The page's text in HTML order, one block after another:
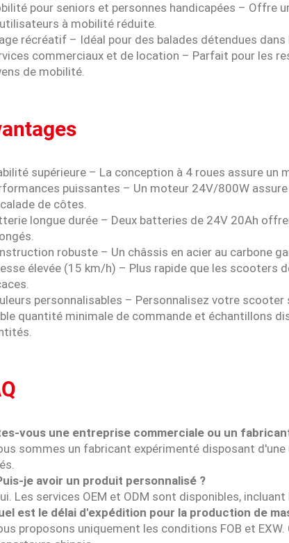
pour seniors et personnes handicapées – Offre
à mobilité réduite.
récréatif – Idéal pour des balades détendues
commerciaux et de location – Parfait pour les
de mobilité.
supérieure – La conception à 4 roues assure un
puissantes – Un moteur 24V/800W
de côtes.
longue durée – Deux batteries de 24V 20Ah
robuste – Un châssis en acier au carbone
élevée (15 km/h) – Plus rapide que les scooters
personnalisables – Personnalisez votre
quantité minimale de commande et échantillons
vous une entreprise commerciale ou un
sommes un fabricant expérimenté disposant
je avoir un produit personnalisé ?
Les services OEM et ODM sont disponibles,
est le délai d'expédition pour la production de
proposons uniquement les conditions FOB et